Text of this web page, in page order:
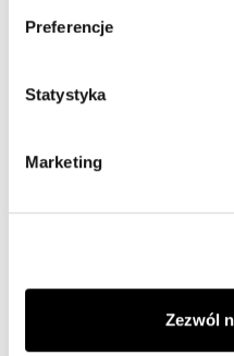
Preferencje
Statystyka
Marketing
Zezwól
Wytrzyj
Wytrzyj tapicerkę